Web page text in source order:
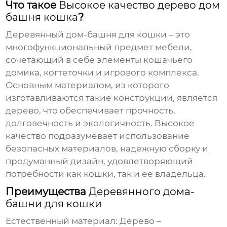
Что такое Высокое качество дерево дом
башня кошка?
Деревянный дом-башня для кошки – это
многофункциональный предмет мебели,
сочетающий в себе элементы кошачьего
домика, когтеточки и игрового комплекса.
Основным материалом, из которого
изготавливаются такие конструкции, является
дерево, что обеспечивает прочность,
долговечность и экологичность. Высокое
качество подразумевает использование
безопасных материалов, надежную сборку и
продуманный дизайн, удовлетворяющий
потребности как кошки, так и ее владельца.
ПреимуществаДеревянного дома-
башни для кошки
Естественный материал: Дерево –